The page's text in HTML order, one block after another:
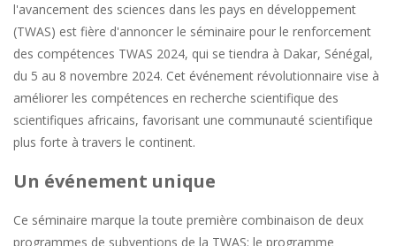
l'avancement des sciences dans les pays en développement
(TWAS) est fière d'annoncer le séminaire pour le renforcement
des compétences TWAS 2024, qui se tiendra à Dakar, Sénégal,
du 5 au 8 novembre 2024. Cet événement révolutionnaire vise à
améliorer les compétences en recherche scientifique des
scientifiques africains, favorisant une communauté scientifique
plus forte à travers le continent.
Un événement unique
Ce séminaire marque la toute première combinaison de deux
programmes de subventions de la TWAS: le programme